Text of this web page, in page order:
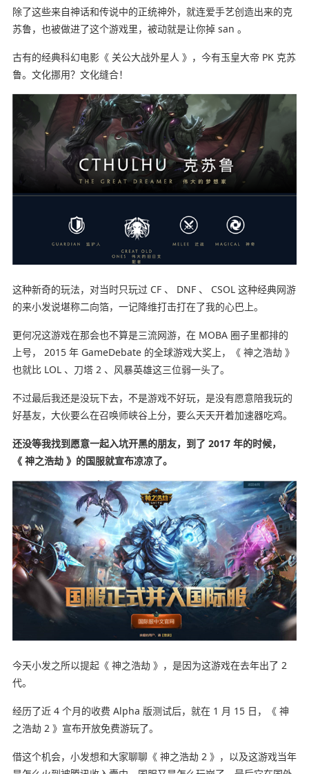
除了这些来自神话和传说中的正统神外，就连爱手艺创造出来的克
苏鲁，也被做进了这个游戏里，被动就是让你掉 san 。
古有的经典科幻电影《 关公大战外星人 》，今有玉皇大帝 PK 克苏
鲁。文化挪用？文化缝合！
这种新奇的玩法，对当时只玩过 CF 、 DNF 、 CSOL 这种经典网游
的来小发说堪称二向箔，一记降维打击打在了我的心巴上。
更何况这游戏在那会也不算是三流网游，在 MOBA 圈子里都排的
上号， 2015 年 GameDebate 的全球游戏大奖上，《 神之浩劫 》
也就比 LOL 、刀塔 2 、风暴英雄这三位弱一头了。
不过最后我还是没玩下去，不是游戏不好玩，是没有愿意陪我玩的
好基友，大伙要么在召唤师峡谷上分，要么天天开着加速器吃鸡。
还没等我找到愿意一起入坑开黑的朋友，到了 2017 年的时候，
《 神之浩劫 》的国服就宣布凉凉了。
今天小发之所以提起《 神之浩劫 》，是因为这游戏在去年出了 2
代。
经历了近 4 个月的收费 Alpha 版测试后，就在 1 月 15 日，《 神
之浩劫 2 》宣布开放免费游玩了。
借这个机会，小发想和大家聊聊《 神之浩劫 2 》，以及这游戏当年